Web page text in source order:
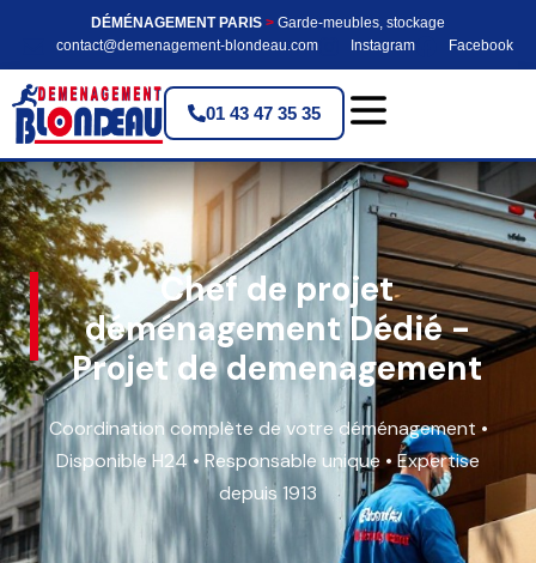
DÉMÉNAGEMENT PARIS > Garde-meubles, stockage
contact@demenagement-blondeau.com
Instagram Facebook
01 43 47 35 35
Chef de projet
déménagement Dédié -
Projet de demenagement
Coordination complète de votre déménagement •
Disponible H24 • Responsable unique • Expertise
depuis 1913